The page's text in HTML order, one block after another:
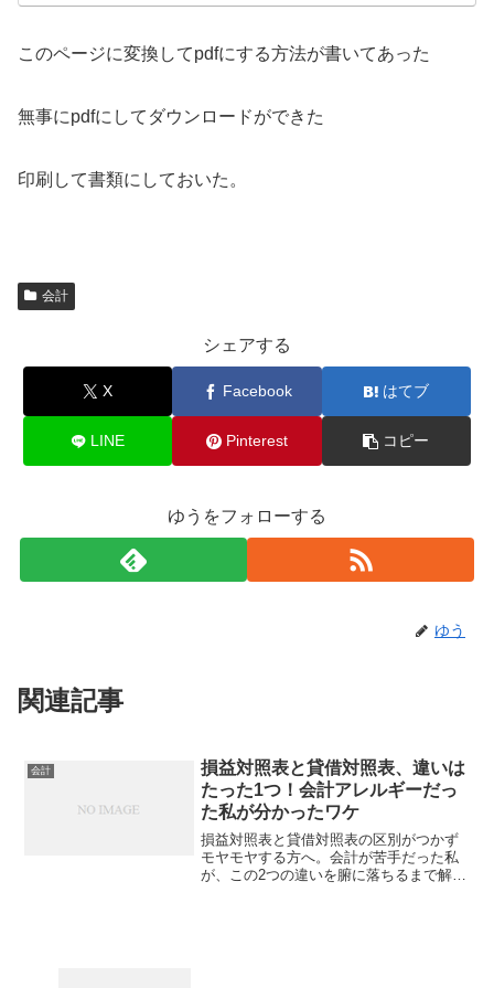
このページに変換してpdfにする方法が書いてあった
無事にpdfにしてダウンロードができた
印刷して書類にしておいた。
会計
シェアする
X Facebook はてブ
LINE Pinterest コピー
ゆうをフォローする
ゆう
関連記事
会計
損益対照表と貸借対照表、違いは
たった1つ！会計アレルギーだっ
た私が分かったワケ
損益対照表と貸借対照表の区別がつかず
モヤモヤする方へ。会計が苦手だった私
が、この2つの違いを腑に落ちるまで解説